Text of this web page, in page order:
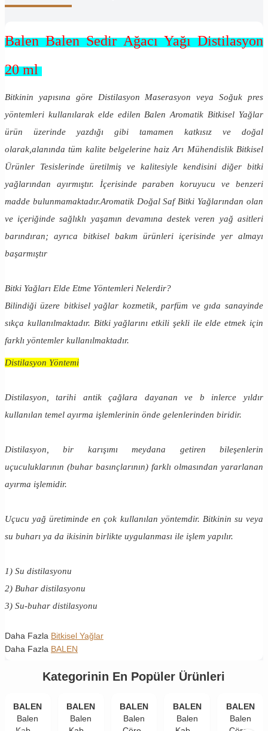
Balen Balen Sedir Ağacı Yağı Distilasyon
20 ml
Bitkinin yapısına göre Distilasyon Maserasyon veya Soğuk pres
yöntemleri kullanılarak elde edilen Balen Aromatik Bitkisel Yağlar
ürün üzerinde yazdığı gibi tamamen katkısız ve doğal
olarak,alanında tüm kalite belgelerine haiz Arı Mühendislik Bitkisel
Ürünler Tesislerinde üretilmiş ve kalitesiyle kendisini diğer bitki
yağlarından ayırmıştır. İçerisinde paraben koruyucu ve benzeri
madde bulunmamaktadır.Aromatik Doğal Saf Bitki Yağlarından olan
ve içeriğinde sağlıklı yaşamın devamına destek veren yağ asitleri
barındıran; ayrıca bitkisel bakım ürünleri içerisinde yer almayı
başarmıştır
Bitki Yağları Elde Etme Yöntemleri Nelerdir?
Bilindiği üzere bitkisel yağlar kozmetik, parfüm ve gıda sanayinde
sıkça kullanılmaktadır. Bitki yağlarını etkili şekli ile elde etmek için
farklı yöntemler kullanılmaktadır.
Distilasyon Yöntemi
Distilasyon, tarihi antik çağlara dayanan ve b inlerce yıldır
kullanılan temel ayırma işlemlerinin önde gelenlerinden biridir.
Distilasyon, bir karışımı meydana getiren bileşenlerin
uçuculuklarının (buhar basınçlarının) farklı olmasından yararlanan
ayırma işlemidir.
Uçucu yağ üretiminde en çok kullanılan yöntemdir. Bitkinin su veya
su buharı ya da ikisinin birlikte uygulanması ile işlem yapılır.
1) Su distilasyonu
2) Buhar distilasyonu
3) Su-buhar distilasyonu
Daha Fazla Bitkisel Yağlar
Daha Fazla BALEN
Kategorinin En Popüler Ürünleri
BALEN
Balen
BALEN
Balen
BALEN
Balen
BALEN
Balen
BALEN
Balen